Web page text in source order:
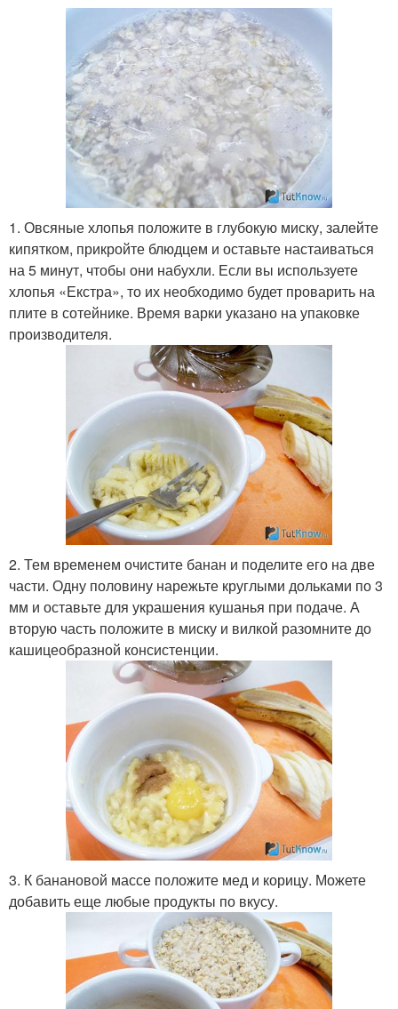
1. Овсяные хлопья положите в глубокую миску, залейте
кипятком, прикройте блюдцем и оставьте настаиваться
на 5 минут, чтобы они набухли. Если вы используете
хлопья «Екстра», то их необходимо будет проварить на
плите в сотейнике. Время варки указано на упаковке
производителя.
2. Тем временем очистите банан и поделите его на две
части. Одну половину нарежьте круглыми дольками по 3
мм и оставьте для украшения кушанья при подаче. А
вторую часть положите в миску и вилкой разомните до
кашицеобразной консистенции.
3. К банановой массе положите мед и корицу. Можете
добавить еще любые продукты по вкусу.